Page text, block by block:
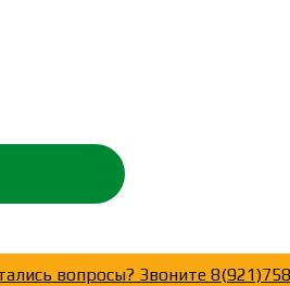
Остались вопросы? Звоните